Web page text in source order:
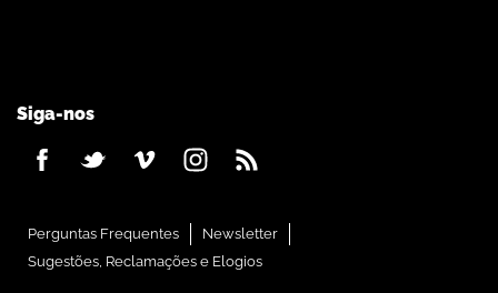
Siga-nos
Perguntas Frequentes
Newsletter
Sugestões, Reclamações e Elogios